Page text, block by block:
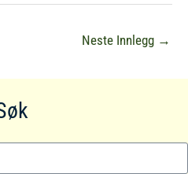
Neste Innlegg →